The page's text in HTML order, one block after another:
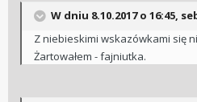
W dniu 8.10.2017 o 16:45,
Z niebieskimi wskazówkami się
Żartowałem - fajniutka.